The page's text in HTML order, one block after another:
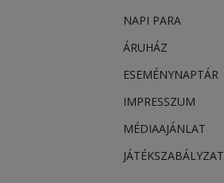
NAPI PARA
ÁRUHÁZ
ESEMÉNYNAPTÁR
IMPRESSZUM
MÉDIAAJÁNLAT
JÁTÉKSZABÁLYZAT